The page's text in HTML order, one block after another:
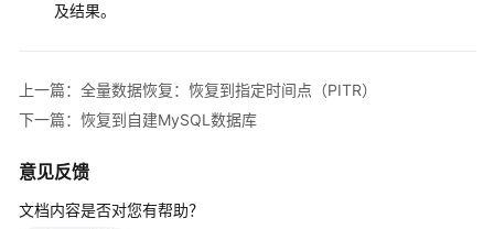
南
（巴
区
域）
及结果。
上一篇：全量数据恢复：恢复到指定时间点（PITR）
下一篇：恢复到自建MySQL数据库
意见反馈
文档内容是否对您有帮助？